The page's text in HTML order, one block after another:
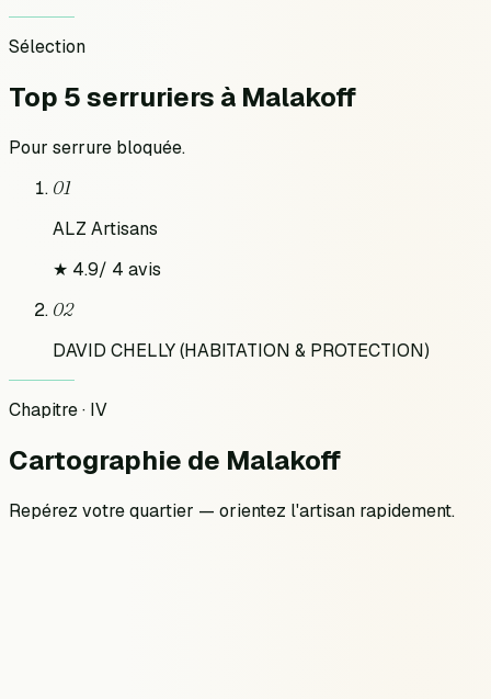
Sélection
Top 5 serruriers à Malakoff
Pour serrure bloquée.
01
ALZ Artisans
★ 4.9/ 4 avis
02
DAVID CHELLY (HABITATION & PROTECTION)
Chapitre · IV
Cartographie de Malakoff
Repérez votre quartier — orientez l'artisan rapidement.